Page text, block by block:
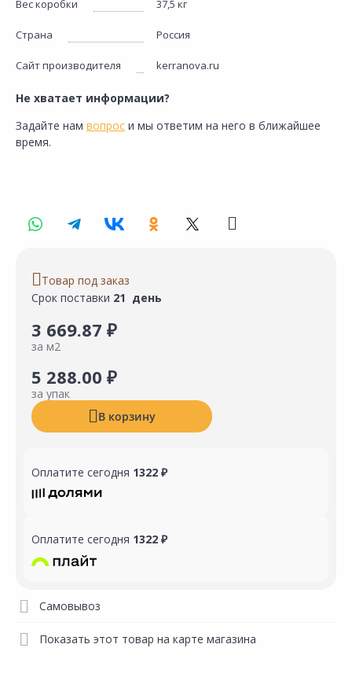
Вес коробки 37,5 кг
Страна Россия
Сайт производителя kerranova.ru
Не хватает информации?
Задайте нам вопрос и мы ответим на него в ближайшее
время.
Товар под заказ
Срок поставки 21 день
3 669.87 ₽
за м2
5 288.00 ₽
за упак
В корзину
Оплатите сегодня 1322 ₽
Оплатите сегодня 1322 ₽
Самовывоз
Показать этот товар на карте магазина